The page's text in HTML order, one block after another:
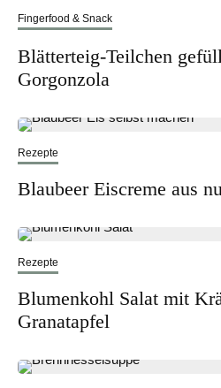
Fingerfood & Snack
Blätterteig-Teilchen
Gorgonzola
Rezepte
Blaubeer Eiscreme aus
Rezepte
Blumenkohl Salat mit
Granatapfel